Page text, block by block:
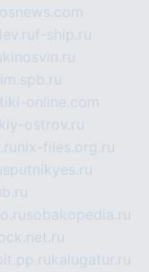
f-ship.ru
kinosvin.ru
online.com
ostrov.ru
nix-files.org.ru
sputnikyes.ru
sobakopedia.ru
kalugatur.ru